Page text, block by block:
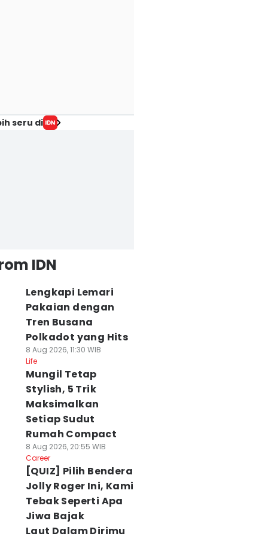
seru di
IDN
Lengkapi Lemari
Pakaian dengan
Tren Busana
Polkadot yang Hits
8 Aug 2026, 11:30 WIB
Life
Mungil Tetap
Stylish, 5 Trik
Maksimalkan
Setiap Sudut
Rumah Compact
8 Aug 2026, 20:55 WIB
Career
[QUIZ] Pilih Bendera
Jolly Roger Ini, Kami
Tebak Seperti Apa
Jiwa Bajak
Laut Dalam Dirimu